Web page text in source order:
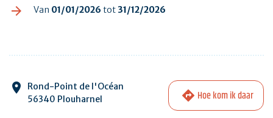
Van 01/01/2026 tot31/12/2026
Rond-Point de l'Océan
56340 Plouharnel
Hoe kom ik daar